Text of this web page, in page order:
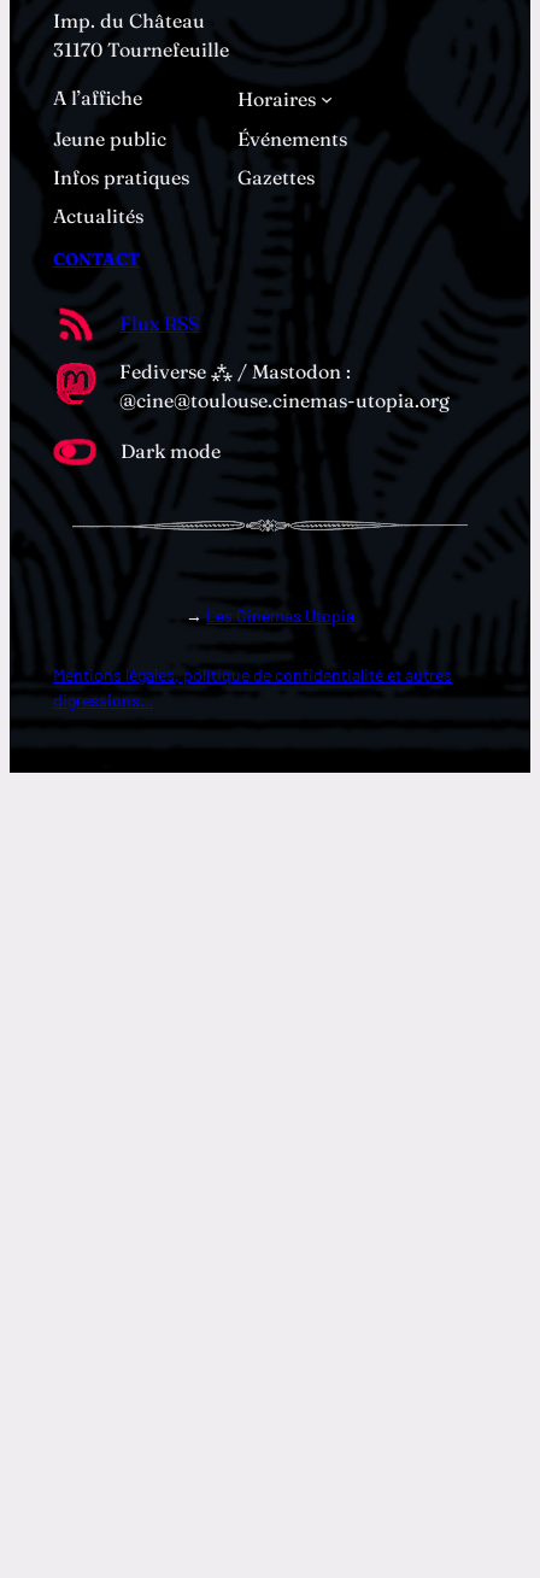
Imp. du Château
31170 Tournefeuille
A l’affiche
Horaires
Jeune public
Événements
Infos pratiques
Gazettes
Actualités
CONTACT
Flux RSS
Fediverse ⁂ / Mastodon :
@cine@toulouse.cinemas-utopia.org
Dark mode
→ Les Cinémas Utopia
Mentions légales, politique de confidentialité et autres
digressions…